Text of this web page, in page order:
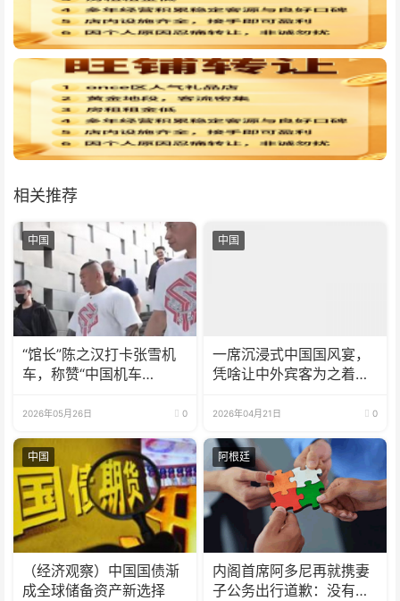
相关推荐
中国
“馆长”陈之汉打卡张雪机
车，称赞“中国机车
2026年05月26日 0
中国
一席沉浸式中国国风宴，
凭啥让中外宾客为之着
2026年04月21日 0
中国
（经济观察）中国国债渐
成全球储备资产新选择
阿根廷
内阁首席阿多尼再就携妻
子公务出行道歉：没有花